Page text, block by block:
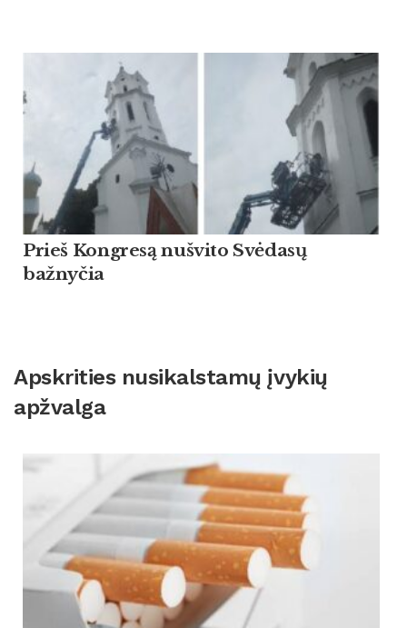
Prieš Kongresą nušvito Svėdasų
bažnyčia
Apskrities nusikalstamų įvykių
apžvalga